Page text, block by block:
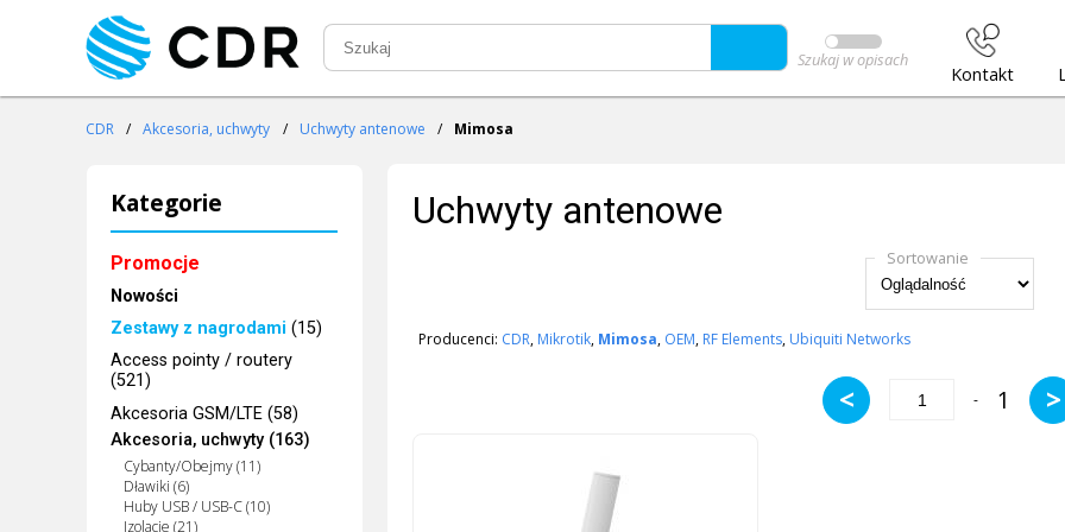
Szukaj w opisach
Kontakt
CDR / Akcesoria, uchwyty / Uchwyty antenowe / Mimosa
Kategorie
Promocje
Nowości
Zestawy z nagrodami (15)
Access pointy / routery
(521)
Akcesoria GSM/LTE (58)
Akcesoria, uchwyty (163)
Cybanty/Obejmy (11)
Dławiki (6)
Huby USB / USB-C (10)
Izolacje (21)
Uchwyty antenowe
Sortowanie
Producenci: CDR, Mikrotik, Mimosa, OEM, RF Elements, Ubiquiti Networks
< - 1 >